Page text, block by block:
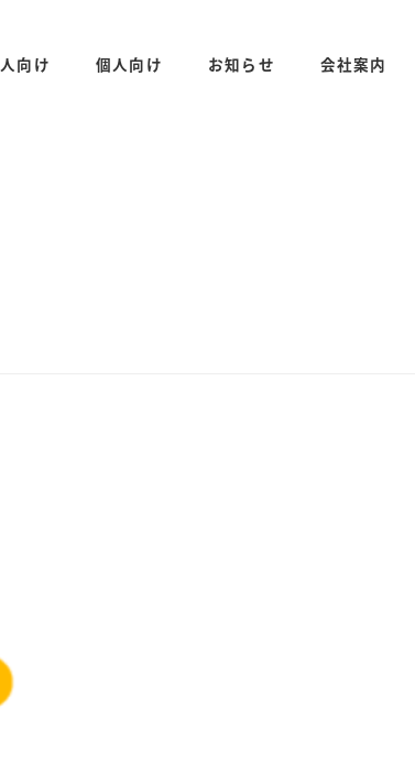
向け 個人向け お知らせ 会社案内